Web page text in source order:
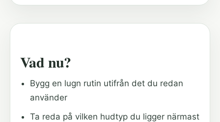
Vad nu?
Bygg en lugn rutin utifrån det du redan
använder
Ta reda på vilken hudtyp du ligger närmast